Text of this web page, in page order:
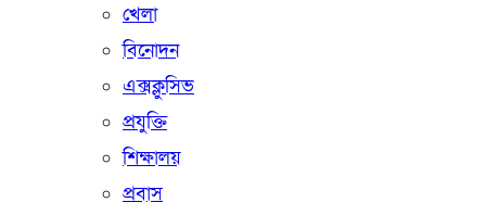
খেলা
বিনোদন
এক্সক্লুসিভ
প্রযুক্তি
শিক্ষালয়
প্রবাস